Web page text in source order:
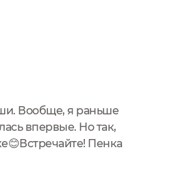
Вообще, я раньше
впервые. Но так,
Пенка